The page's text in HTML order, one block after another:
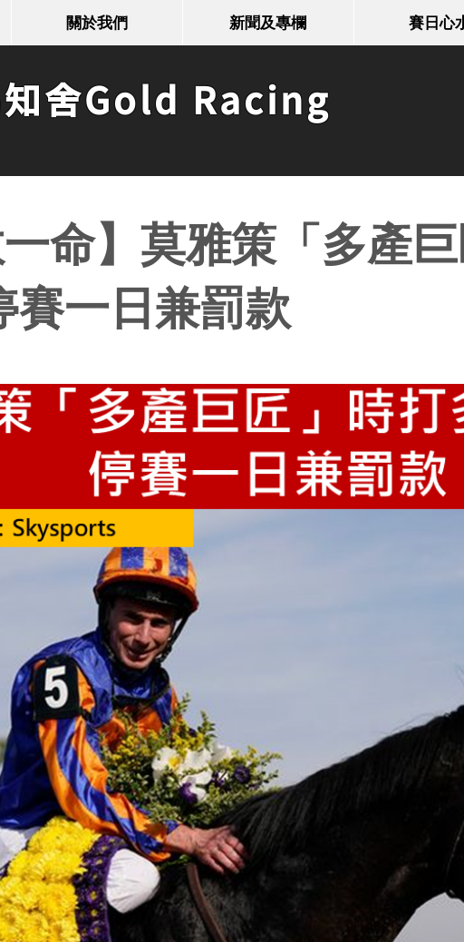
關於我們 新聞及專欄 賽日心
舍Gold Racing
一命】莫雅策「多產
賽一日兼罰款